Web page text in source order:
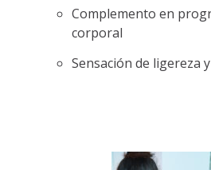
Complemento en
corporal
Sensación de ligereza